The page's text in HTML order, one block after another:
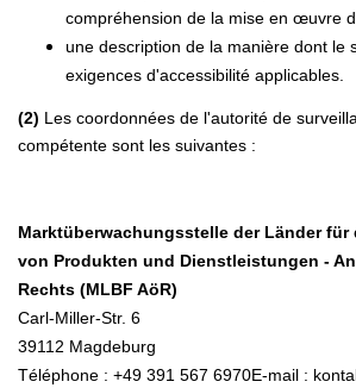
compréhension de la mise en œuvre
une description de la manière dont le
exigences d'accessibilité applicables.
(2) Les coordonnées de l'autorité de
compétente sont les suivantes :
Marktüberwachungsstelle der Länder für
von Produkten und Dienstleistungen -
Rechts (MLBF AöR)
Carl-Miller-Str. 6
39112 Magdeburg
Téléphone : +49 391 567 6970E-mail :